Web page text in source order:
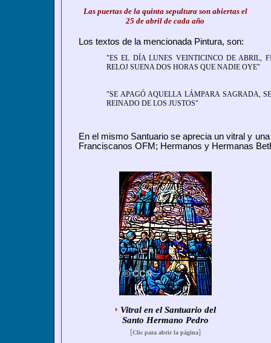
Las puertas de la quinta sepultura son abiertas el
25 de abril de cada año
Los textos de la mencionada Pintura, son:
"ES EL DÍA LUNES VEINTICINCO DE ABRIL,
RELOJ SUENA DOS HORAS QUE NADIE OYE"
"SE APAGÓ AQUELLA LÁMPARA SAGRADA,
REINADO DE LOS JUSTOS"
En el mismo Santuario se aprecia un vitral y
Franciscanos OFM; Hermanos y Hermanas
Vitral en el Santuario del
Santo Hermano Pedro
[Clic para abrir la página]